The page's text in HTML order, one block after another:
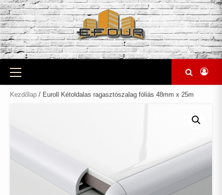
Skip
to
content
Primary
Menu
Kezdőlap / Euroll Kétoldalas ragasztószalag fóliás 48mm x 25m